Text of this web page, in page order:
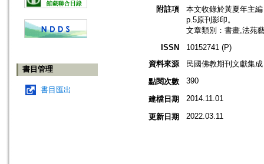
書目管理
書目匯出
附註項
本文收錄於黃夏年主
p.5原刊影印。
文章類別：書畫,法苑
ISSN
10152741 (P)
資料來源
民國佛教期刊文獻集
點閱次數
390
建檔日期 2014.11.01
更新日期 2022.03.11